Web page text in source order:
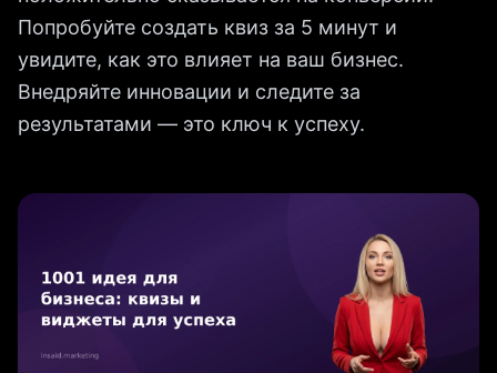
Попробуйте создать квиз за 5 минут и
увидите, как это влияет на ваш бизнес.
Внедряйте инновации и следите за
результатами — это ключ к успеху.